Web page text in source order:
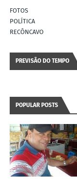
FOTOS
POLÍTICA
RECÔNCAVO
PREVISÃO DO TEMPO
POPULAR POSTS